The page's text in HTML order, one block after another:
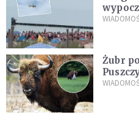
zarzuty
Żubr
daje